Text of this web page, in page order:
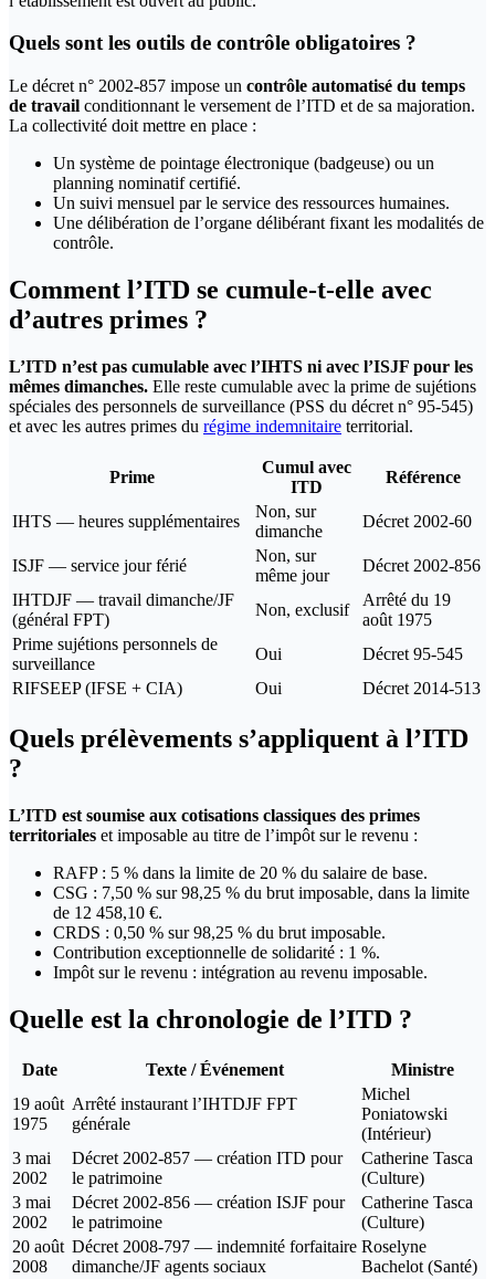
Quels sont les outils de contrôle obligatoires ?
Le décret n° 2002-857 impose un contrôle automatisé du temps
de travail conditionnant le versement de l’ITD et de sa majoration.
La collectivité doit mettre en place :
Un système de pointage électronique (badgeuse) ou un
planning nominatif certifié.
Un suivi mensuel par le service des ressources humaines.
Une délibération de l’organe délibérant fixant les modalités de
contrôle.
Comment l’ITD se cumule-t-elle avec
d’autres primes ?
L’ITD n’est pas cumulable avec l’IHTS ni avec l’ISJF pour les
mêmes dimanches. Elle reste cumulable avec la prime de sujétions
spéciales des personnels de surveillance (PSS du décret n° 95-545)
et avec les autres primes du régime indemnitaire territorial.
Prime
Cumul avec
ITD
Référence
IHTS — heures supplémentaires
Non, sur
dimanche
Décret 2002-60
ISJF — service jour férié
Non, sur
même jour
Décret 2002-856
IHTDJF — travail dimanche/JF
(général FPT)
Non, exclusif
Arrêté du 19
août 1975
Prime sujétions personnels de
surveillance
Oui
Décret 95-545
RIFSEEP (IFSE + CIA)
Oui Décret 2014-513
Quels prélèvements s’appliquent à l’ITD
?
L’ITD est soumise aux cotisations classiques des primes
territoriales et imposable au titre de l’impôt sur le revenu :
RAFP : 5 % dans la limite de 20 % du salaire de base.
CSG : 7,50 % sur 98,25 % du brut imposable, dans la limite
de 12 458,10 €.
CRDS : 0,50 % sur 98,25 % du brut imposable.
Contribution exceptionnelle de solidarité : 1 %.
Impôt sur le revenu : intégration au revenu imposable.
Quelle est la chronologie de l’ITD ?
Date Texte / Événement
Ministre
19 août
1975
Arrêté instaurant l’IHTDJF FPT
générale
Michel
Poniatowski
(Intérieur)
3 mai
2002
Décret 2002-857 — création ITD pour
le patrimoine
Catherine Tasca
(Culture)
3 mai
2002
Décret 2002-856 — création ISJF pour
le patrimoine
Catherine Tasca
(Culture)
20 août
2008
Décret 2008-797 — indemnité forfaitaire
dimanche/JF agents sociaux
Roselyne
Bachelot (Santé)